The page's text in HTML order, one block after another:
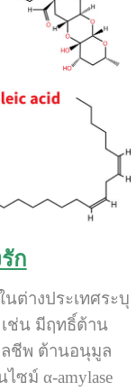
ก
นต่างประเทศระบุ
เช่น มีฤทธิ์ต้าน
ลชีพ ต้านอนุมูล
ซม์ α-amylase